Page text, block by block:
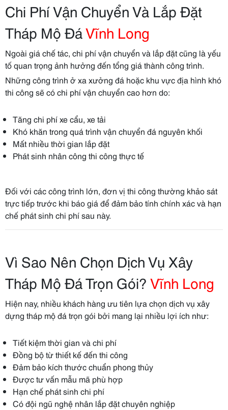
Chi Phí Vận Chuyển Và Lắp Đặt
Tháp Mộ ĐáVĩnh Long
Ngoài giá chế tác, chi phí vận chuyển và lắp đặt cũng là yếu
tố quan trọng ảnh hưởng đến tổng giá thành công trình.
Những công trình ở xa xưởng đá hoặc khu vực địa hình khó
thi công sẽ có chi phí vận chuyển cao hơn do:
Tăng chi phí xe cẩu, xe tải
Khó khăn trong quá trình vận chuyển đá nguyên khối
Mất nhiều thời gian lắp đặt
Phát sinh nhân công thi công thực tế
Đối với các công trình lớn, đơn vị thi công thường khảo sát
trực tiếp trước khi báo giá để đảm bảo tính chính xác và hạn
chế phát sinh chi phí sau này.
Vì Sao Nên Chọn Dịch Vụ Xây
Tháp Mộ Đá Trọn Gói? Vĩnh Long
Hiện nay, nhiều khách hàng ưu tiên lựa chọn dịch vụ xây
dựng tháp mộ đá trọn gói bởi mang lại nhiều lợi ích như:
Tiết kiệm thời gian và chi phí
Đồng bộ từ thiết kế đến thi công
Đảm bảo kích thước chuẩn phong thủy
Được tư vấn mẫu mã phù hợp
Hạn chế phát sinh chi phí
Có đội ngũ nghệ nhân lắp đặt chuyên nghiệp